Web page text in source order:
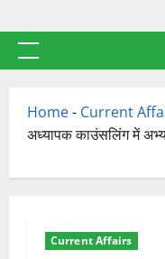
प्राथमिक
Home- Current
अध्यापक काउंसलिंग में
Current Affairs